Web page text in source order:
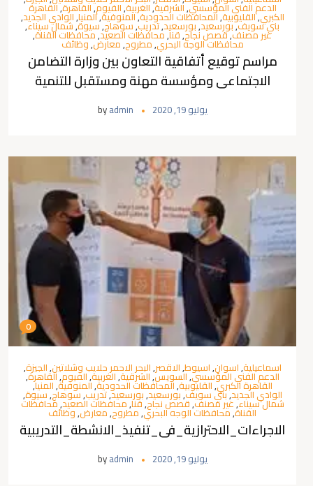
الدعم الفني المؤسسي,الشرقية,الغربية,الفيوم,القاهرة,القاهرة
الكبري,القليوبية,المحافظات الحدودية,المنوفية,المنيا,الوادي الجديد,
بني سويف,بورسعيد,بورسعيد,تدريب,سوهاج,سيوة,شمال سيناء,
غير مصنف,قصص نجاح,قنا,محافظات الصعيد,محافظات القناة,
محافظات الوجه البحري,مطروح,معارض,وظائف
مراسم توقيع أتفاقية التعاون بين وزارة التضامن
الاجتماعى ومؤسسة مهنة ومستقبل للتنمية
يوليو 19, 2020 byadmin
0
اسماعيلية,اسوان,اسيوط,الاقصر,البحر الاحمر حلايب وشلاتين,الجيزة,
الدعم الفني المؤسسي,السويس,الشرقية,الغربية,الفيوم,القاهرة,
القاهرة الكبري,القليوبية,المحافظات الحدودية,المنوفية,المنيا,
الوادي الجديد,بني سويف,بورسعيد,بورسعيد,تدريب,سوهاج,سيوة,
شمال سيناء,غير مصنف,قصص نجاح,قنا,محافظات الصعيد,محافظات
القناة,محافظات الوجه البحري,مطروح,معارض,وظائف
الاجراءات_الاحترازية_فى_تنفيذ_الانشطة_التدريبية
يوليو 19, 2020 byadmin